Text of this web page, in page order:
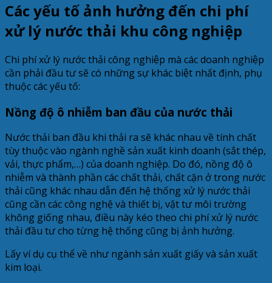
Các yếu tố ảnh hưởng đến chi phí
xử lý nước thải khu công nghiệp
Chi phí xử lý nước thải công nghiệp mà các doanh nghiệp
cần phải đầu tư sẽ có những sự khác biệt nhất định, phụ
thuộc các yếu tố:
Nồng độ ô nhiễm ban đầu của nước thải
Nước thải ban đầu khi thải ra sẽ khác nhau về tính chất
tùy thuộc vào ngành nghề sản xuất kinh doanh (sắt thép,
vải, thực phẩm,…) của doanh nghiệp. Do đó, nồng độ ô
nhiễm và thành phần các chất thải, chất cặn ở trong nước
thải cũng khác nhau dẫn đến hệ thống xử lý nước thải
cũng cần các công nghệ và thiết bị, vật tư môi trường
không giống nhau, điều này kéo theo chi phí xử lý nước
thải đầu tư cho từng hệ thống cũng bị ảnh hưởng.
Lấy ví dụ cụ thể về như ngành sản xuất giấy và sản xuất
kim loại.